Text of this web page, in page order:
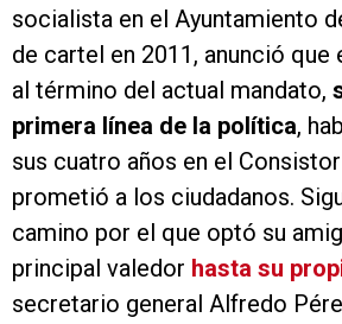
socialista en el Ayuntamiento
de cartel en 2011, anunció que
al término del actual mandato,
primera línea de la política,
sus cuatro años en el
prometió a los ciudadanos.
camino por el que optó su
principal valedor hasta su
secretario general Alfredo